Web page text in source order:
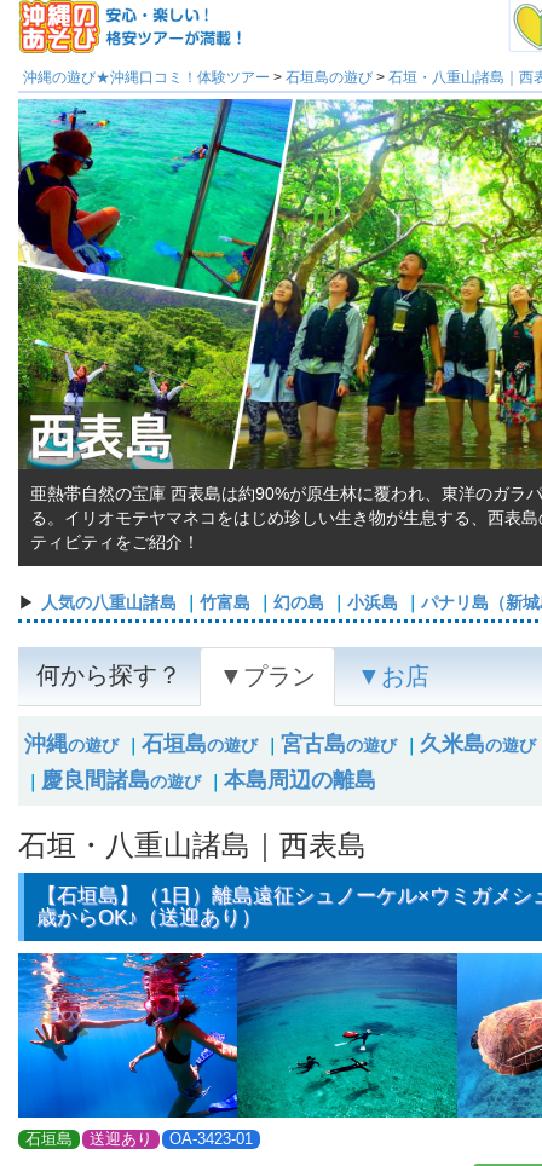
沖縄の遊び★沖縄口コミ！体験ツアー > 石垣島の遊び > 石垣・八重山諸島｜西
亜熱帯自然の宝庫 西表島は約90%が原生林に覆われ、東洋のガラ
る。イリオモテヤマネコをはじめ珍しい生き物が生息する、西表
ティビティをご紹介！
人気の八重山諸島 竹富島 幻の島 小浜島 パナリ島（新
何から探す？ ▼プラン ▼お店
沖縄の遊び 石垣島の遊び 宮古島の遊び 久米島の遊び
慶良間諸島の遊び 本島周辺の離島
石垣・八重山諸島｜西表島
【石垣島】（1日）離島遠征シュノーケル×ウミガメシ
歳からOK♪（送迎あり）
石垣島 送迎あり OA-3423-01